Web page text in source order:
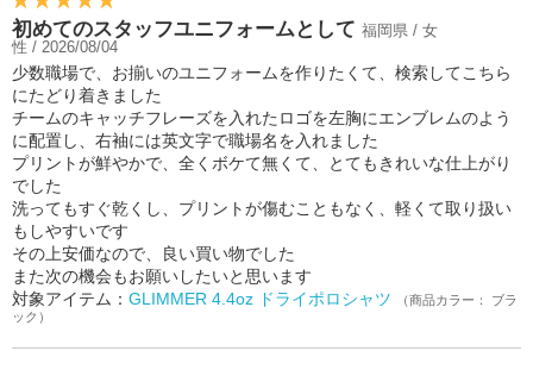
初めてのスタッフユニフォームとして 福岡県 / 女
性 / 2026/08/04
少数職場で、お揃いのユニフォームを作りたくて、検索してこちら
にたどり着きました
チームのキャッチフレーズを入れたロゴを左胸にエンブレムのよう
に配置し、右袖には英文字で職場名を入れました
プリントが鮮やかで、全くボケて無くて、とてもきれいな仕上がり
でした
洗ってもすぐ乾くし、プリントが傷むこともなく、軽くて取り扱い
もしやすいです
その上安価なので、良い買い物でした
また次の機会もお願いしたいと思います
対象アイテム： GLIMMER 4.4oz ドライポロシャツ
（商品カラー： ブラ
ック）